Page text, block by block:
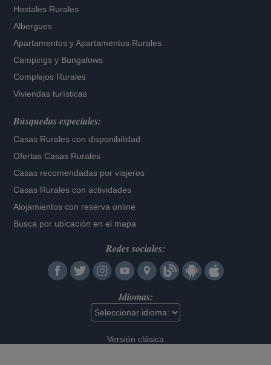
Hostales Rurales
Albergues
Apartamentos yApartamentos Rurales
Campings y Bungalows
Complejos Rurales
Viviendas turísticas
Búsquedas especiales:
Casas Rurales con disponibilidad
Ofertas Casas Rurales
Casas recomendadas por viajeros
Casas Rurales con actividades
Alojamientos con reserva online
Busca por ubicación en el mapa
Redes sociales:
Idiomas:
Versión clásica